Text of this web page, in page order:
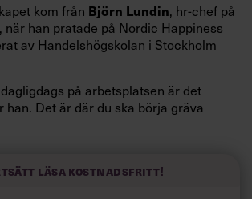
kom från Björn Lundin, hr-chef på
när han pratade på Nordic Happiness
av Handelshögskolan i Stockholm
på arbetsplatsen är det
han. Det är där du ska börja gräva
på Google:
läsa kostnadsfritt!